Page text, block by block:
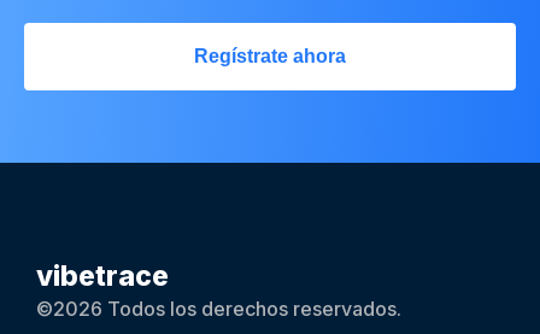
Regístrate ahora
vibetrace
©2026 Todos los derechos reservados.